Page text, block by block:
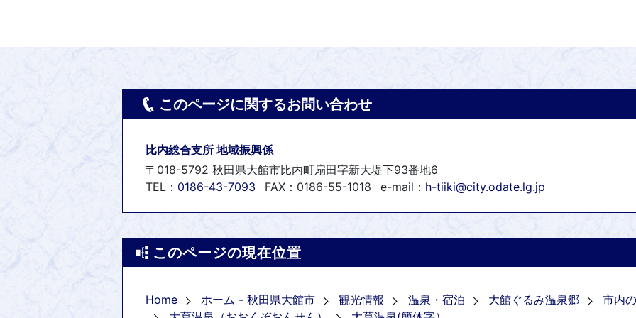
このページに関するお問い合わせ
比内総合支所 地域振興係
〒018-5792 秋田県大館市比内町扇田字新大堤下93番地6
TEL： 0186-43-7093 FAX：0186-55-1018 e-mail： h-tiiki@city.odate.lg.jp
このページの現在位置
Home ホーム - 秋田県大館市 観光情報 温泉・宿泊 大館ぐるみ温泉郷
市内